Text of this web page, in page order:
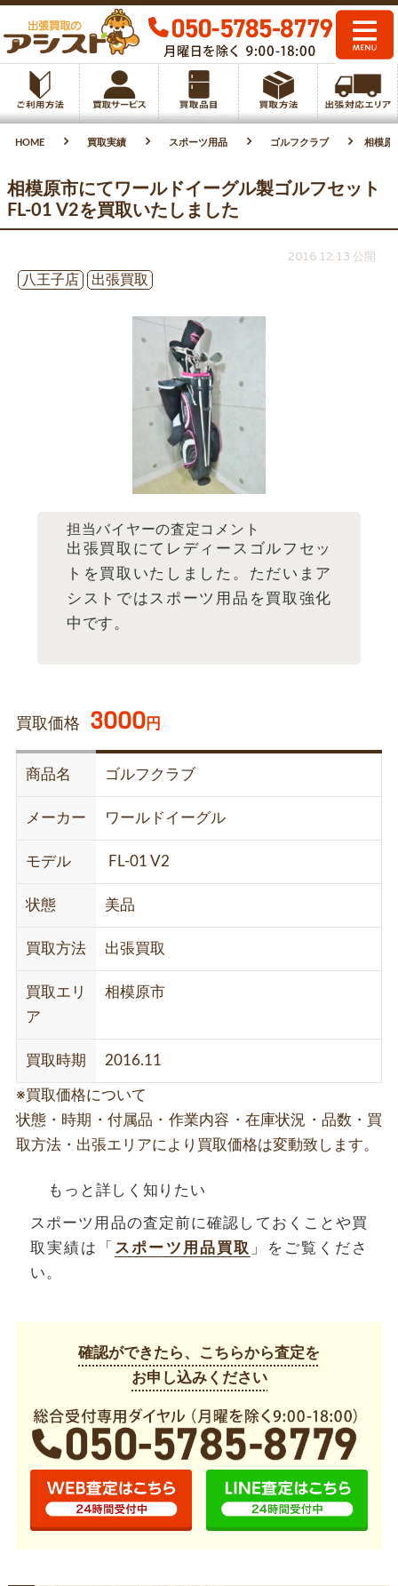
HOME 買取実績 スポーツ用品 ゴルフクラブ 相模原
相模原市にてワールドイーグル製ゴルフセット
FL-01 V2を買取いたしました
2016.12.13 公開
八王子店
出張買取
担当バイヤーの査定コメント
出張買取にてレディースゴルフセッ
トを買取いたしました。ただいまア
シストではスポーツ用品を買取強化
中です。
買取価格 3000円
商品名 ゴルフクラブ
メーカー ワールドイーグル
モデル FL-01 V2
状態 美品
買取方法 出張買取
買取エリ
ア
相模原市
買取時期 2016.11
※買取価格について
状態・時期・付属品・作業内容・在庫状況・品数・買
取方法・出張エリアにより買取価格は変動致します。
もっと詳しく知りたい
スポーツ用品の査定前に確認しておくことや買
取実績は「 スポーツ用品買取 」をご覧くださ
い。
確認ができたら、こちらから査定を
お申し込みください